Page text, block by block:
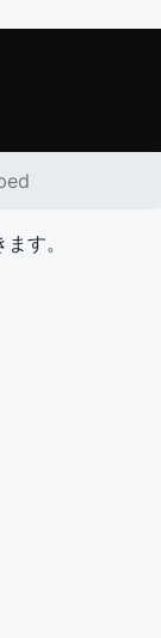
す。